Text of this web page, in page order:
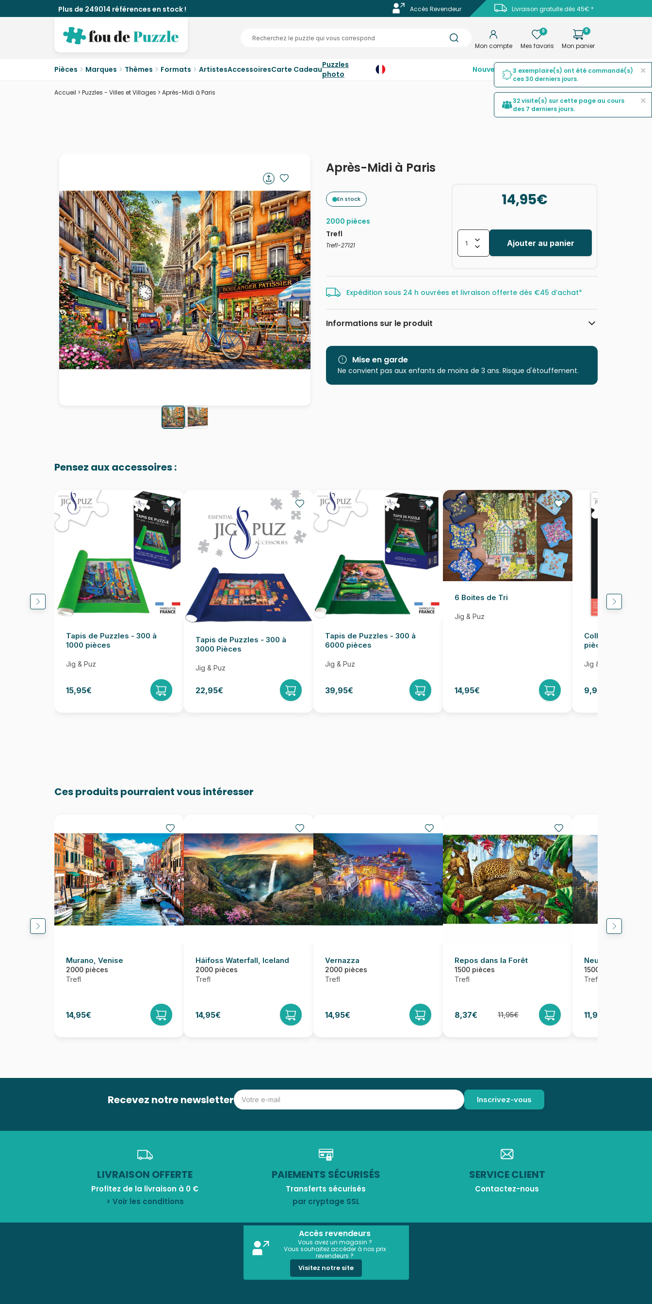
Plus de 249014 références en stock ! Livraison gratuite dès 45€ *
Accès Revendeur
Mon compte
0
Mes favoris
0
Mon panier
Pièces Marques Thèmes Formats ArtistesAccessoiresCarte CadeauPuzzles
photo
NouveautésTop ventesPromotions
Accueil > Puzzles - Villes et Villages > Après-Midi à Paris
Après-Midi à Paris
En stock
2000 pièces
Trefl
Trefl-27121
14,95€
Ajouter au panier
Expédition sous 24 h ouvrées et livraison offerte dès €45 d’achat*
Informations sur le produit
Catégorie
Age
Puzzle pour Adultes (500 à 48.000
pièces)
Mise en garde
Ne convient pas aux enfants de moins de 3 ans. Risque d'étouffement.
Pensez aux accessoires :
Tapis de Puzzles - 300 à
1000 pièces
Jig & Puz
15,95€
Tapis de Puzzles - 300 à
3000 Pièces
Jig & Puz
22,95€
Tapis de Puzzles - 300 à
6000 pièces
Jig & Puz
39,95€
6 Boites de Tri
Jig & Puz
14,95€
Colle pour Puzzle
pièces
Jig & Puz
9,95€
Ces produits pourraient vous intéresser
Murano, Venise
2000 pièces
Trefl
14,95€
Háifoss Waterfall, Iceland
2000 pièces
Trefl
14,95€
Vernazza
2000 pièces
Trefl
14,95€
Repos dans la Forêt
1500 pièces
Trefl
8,37€ 11,95€
Neuschwanstein
1500 pièces
Trefl
11,95€
Recevez notre newsletter
LIVRAISON OFFERTE
Profitez de la livraison à 0 €
> Voir les conditions
PAIEMENTS SÉCURISÉS
Transferts sécurisés
par cryptage SSL
SERVICE CLIENT
Contactez-nous
Accès revendeurs
Vous avez un magasin ?
Vous souhaitez accéder à nos prix
revendeurs ?
Visitez notre site
×
3 exemplaire(s) ont été commandé(s)
ces 30 derniers jours.
×
32 visite(s) sur cette page au cours
des 7 derniers jours.